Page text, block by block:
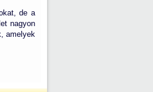
de a
nagyon
amelyek